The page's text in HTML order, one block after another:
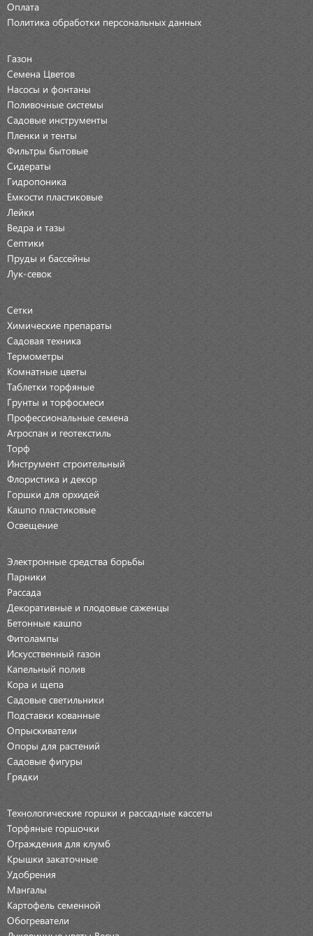
Оплата
Политика обработки персональных данных
Газон
Семена Цветов
Насосы и фонтаны
Поливочные системы
Садовые инструменты
Пленки и тенты
Фильтры бытовые
Сидераты
Гидропоника
Емкости пластиковые
Лейки
Ведра и тазы
Септики
Пруды и бассейны
Лук-севок
Сетки
Химические препараты
Садовая техника
Термометры
Комнатные цветы
Таблетки торфяные
Грунты и торфосмеси
Профессиональные семена
Агроспан и геотекстиль
Торф
Инструмент строительный
Флористика и декор
Горшки для орхидей
Кашпо пластиковые
Освещение
Электронные средства борьбы
Парники
Рассада
Декоративные и плодовые саженцы
Бетонные кашпо
Фитолампы
Искусственный газон
Капельный полив
Кора и щепа
Садовые светильники
Подставки кованные
Опрыскиватели
Опоры для растений
Садовые фигуры
Грядки
Технологические горшки и рассадные кассеты
Торфяные горшочки
Ограждения для клумб
Крышки закаточные
Удобрения
Мангалы
Картофель семенной
Обогреватели